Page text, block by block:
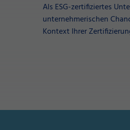
Als ESG-zertifiziertes
unternehmerischen
Kontext Ihrer